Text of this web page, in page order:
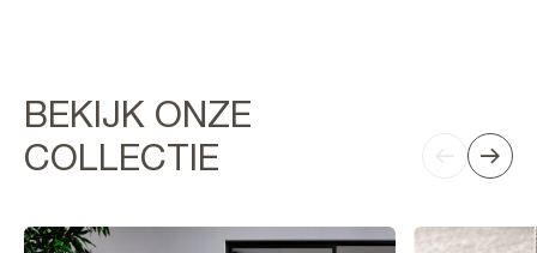
BEKIJK ONZE
COLLECTIE